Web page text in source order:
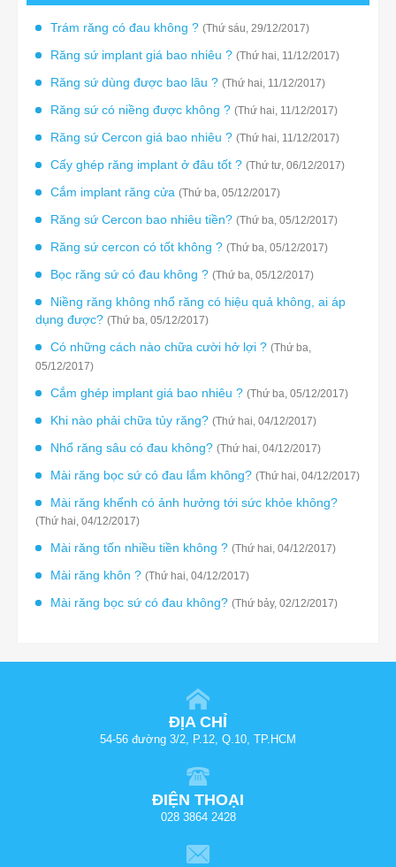
Trám răng có đau không ? (Thứ sáu, 29/12/2017)
Răng sứ implant giá bao nhiêu ? (Thứ hai, 11/12/2017)
Răng sứ dùng được bao lâu ? (Thứ hai, 11/12/2017)
Răng sứ có niềng được không ? (Thứ hai, 11/12/2017)
Răng sứ Cercon giá bao nhiêu ? (Thứ hai, 11/12/2017)
Cấy ghép răng implant ở đâu tốt ? (Thứ tư, 06/12/2017)
Cắm implant răng cửa (Thứ ba, 05/12/2017)
Răng sứ Cercon bao nhiêu tiền? (Thứ ba, 05/12/2017)
Răng sứ cercon có tốt không ? (Thứ ba, 05/12/2017)
Bọc răng sứ có đau không ? (Thứ ba, 05/12/2017)
Niềng răng không nhổ răng có hiệu quả không, ai áp
dụng được? (Thứ ba, 05/12/2017)
Có những cách nào chữa cười hở lợi ? (Thứ ba,
05/12/2017)
Cắm ghép implant giá bao nhiêu ? (Thứ ba, 05/12/2017)
Khi nào phải chữa tủy răng? (Thứ hai, 04/12/2017)
Nhổ răng sâu có đau không? (Thứ hai, 04/12/2017)
Mài răng bọc sứ có đau lắm không? (Thứ hai, 04/12/2017)
Mài răng khểnh có ảnh hưởng tới sức khỏe không?
(Thứ hai, 04/12/2017)
Mài răng tốn nhiều tiền không ? (Thứ hai, 04/12/2017)
Mài răng khôn ? (Thứ hai, 04/12/2017)
Mài răng bọc sứ có đau không? (Thứ bảy, 02/12/2017)
ĐỊA CHỈ
54-56 đường 3/2, P.12, Q.10, TP.HCM
ĐIỆN THOẠI
028 3864 2428